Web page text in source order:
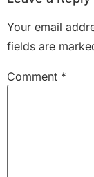
Your email
fields are
Comment *